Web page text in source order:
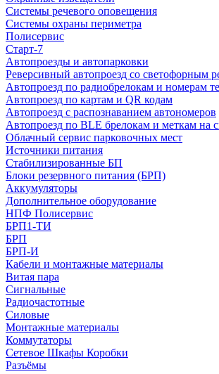
Системы речевого оповещения
Системы охраны периметра
Полисервис
Старт-7
Автопроезды и автопарковки
Реверсивный автопроезд со светофорным
Автопроезд по радиобрелокам и номерам
Автопроезд по картам и QR кодам
Автопроезд с распознаванием автономеров
Автопроезд по BLE брелокам и меткам на
Облачный сервис парковочных мест
Источники питания
Стабилизированные БП
Блоки резервного питания (БРП)
Аккумуляторы
Дополнительное оборудование
НПФ Полисервис
БРП1-ТИ
БРП
БРП-И
Кабели и монтажные материалы
Витая пара
Сигнальные
Радиочастотные
Силовые
Монтажные материалы
Коммутаторы
Сетевое Шкафы Коробки
Разъёмы